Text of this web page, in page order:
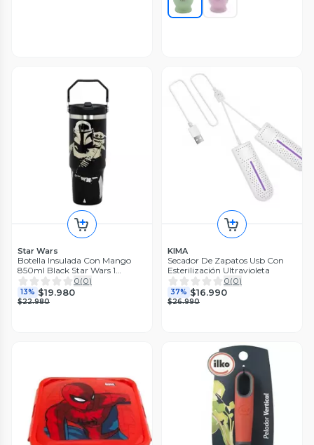
Star Wars
Botella Insulada Con Mango
850ml Black Star Wars 1
Mandalorian
0(0)
13% $19.980
$22.980
KIMA
Secador De Zapatos Usb Con
Esterilización Ultravioleta
0(0)
37% $16.990
$26.990